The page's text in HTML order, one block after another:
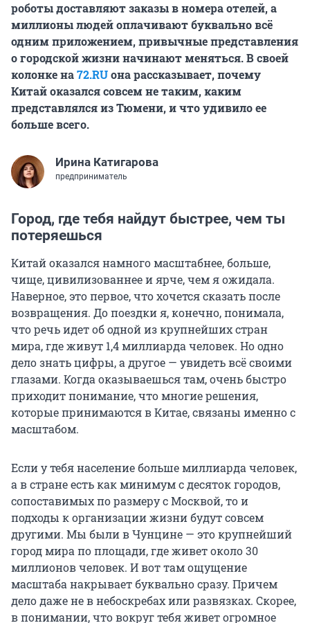
роботы доставляют заказы в номера отелей, а
миллионы людей оплачивают буквально всё
одним приложением, привычные представления
о городской жизни начинают меняться. В своей
колонке на72.RUона рассказывает, почему
Китай оказался совсем не таким, каким
представлялся из Тюмени, и что удивило ее
больше всего.
Ирина Катигарова
предприниматель
Город, где тебя найдут быстрее, чем ты
потеряешься
Китай оказался намного масштабнее, больше,
чище, цивилизованнее и ярче, чем я ожидала.
Наверное, это первое, что хочется сказать после
возвращения. До поездки я, конечно, понимала,
что речь идет об одной из крупнейших стран
мира, где живут 1,4 миллиарда человек. Но одно
дело знать цифры, а другое — увидеть всё своими
глазами. Когда оказываешься там, очень быстро
приходит понимание, что многие решения,
которые принимаются в Китае, связаны именно с
масштабом.
Если у тебя население больше миллиарда человек,
а в стране есть как минимум с десяток городов,
сопоставимых по размеру с Москвой, то и
подходы к организации жизни будут совсем
другими. Мы были в Чунцине — это крупнейший
город мира по площади, где живет около 30
миллионов человек. И вот там ощущение
масштаба накрывает буквально сразу. Причем
дело даже не в небоскребах или развязках. Скорее,
в понимании, что вокруг тебя живет огромное